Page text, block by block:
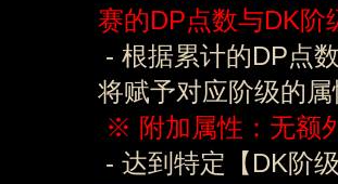
赛的DP点数与DK阶
- 根据累计的DP点
将赋予对应阶级的
※ 附加属性：无额
- 达到特定【DK阶